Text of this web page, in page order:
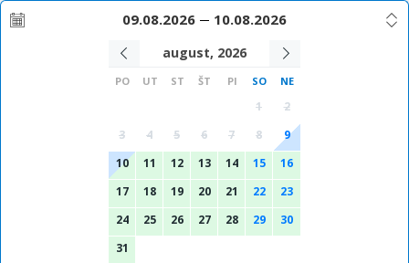
09.08.2026 10.08.2026
august, 2026
PO UT ST ŠT PI SO NE
1
2
3
4 5 6 7 8
9
10
11 12 13 14 15
16
17
18 19 20 21 22
23
24
25 26 27 28 29
30
31